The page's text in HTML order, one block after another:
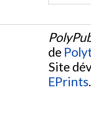
de
Site
EPrints.